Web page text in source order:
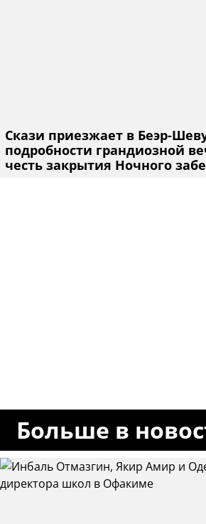
Скази приезжает в Беэр-
подробности грандиозной
честь закрытия Ночного
Больше в